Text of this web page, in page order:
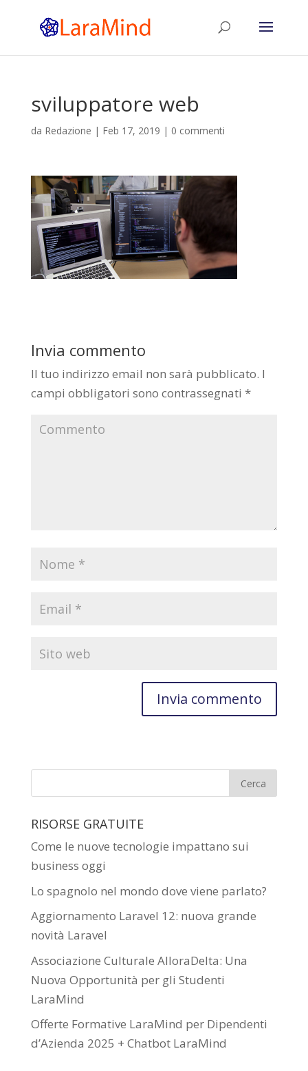
sviluppatore web
da Redazione | Feb 17, 2019 | 0 commenti
Invia commento
Il tuo indirizzo email non sarà pubblicato. I
campi obbligatori sono contrassegnati *
RISORSE GRATUITE
Come le nuove tecnologie impattano sui
business oggi
Lo spagnolo nel mondo dove viene parlato?
Aggiornamento Laravel 12: nuova grande
novità Laravel
Associazione Culturale AlloraDelta: Una
Nuova Opportunità per gli Studenti
LaraMind
Offerte Formative LaraMind per Dipendenti
d’Azienda 2025 + Chatbot LaraMind